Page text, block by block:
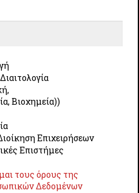
εποπτεία του
η κα.Σωτηρία
Καθηγήτρια του
Ειδικής
Θεσσαλίας.
επιμορφωτικό
Βιοχημεία))
Επιχειρήσεων
Επιστήμες
τους όρους της
Δεδομένων